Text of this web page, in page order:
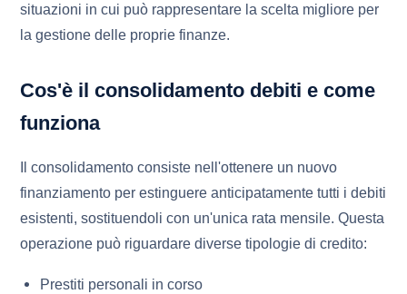
situazioni in cui può rappresentare la scelta migliore per
la gestione delle proprie finanze.
Cos'è il consolidamento debiti e come
funziona
Il consolidamento consiste nell'ottenere un nuovo
finanziamento per estinguere anticipatamente tutti i debiti
esistenti, sostituendoli con un'unica rata mensile. Questa
operazione può riguardare diverse tipologie di credito:
Prestiti personali in corso